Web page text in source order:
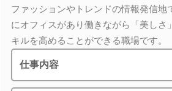
ファッションやトレンドの情報発信地
にオフィスがあり働きながら「美しさ
キルを高めることができる職場です。
仕事内容